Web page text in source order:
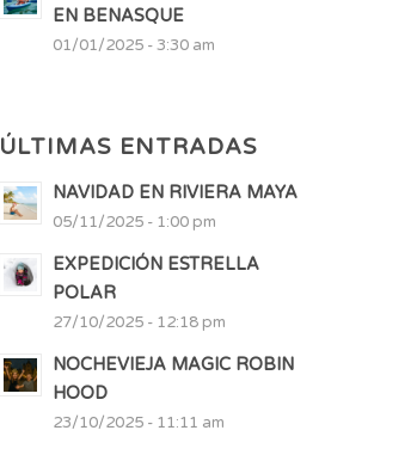
EN BENASQUE
01/01/2025 - 3:30 am
ÚLTIMAS ENTRADAS
NAVIDAD EN RIVIERA MAYA
05/11/2025 - 1:00 pm
EXPEDICIÓN ESTRELLA
POLAR
27/10/2025 - 12:18 pm
NOCHEVIEJA MAGIC ROBIN
HOOD
23/10/2025 - 11:11 am